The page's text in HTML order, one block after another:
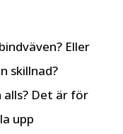
Eller
skillnad?
Det är för
upp